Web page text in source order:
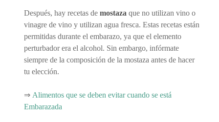
Después, hay recetas de mostaza que no utilizan vino o
vinagre de vino y utilizan agua fresca. Estas recetas están
permitidas durante el embarazo, ya que el elemento
perturbador era el alcohol. Sin embargo, infórmate
siempre de la composición de la mostaza antes de hacer
tu elección.
⇒ Alimentos que se deben evitar cuando se está
Embarazada